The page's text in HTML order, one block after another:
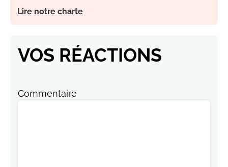
Lire notre charte
VOS RÉACTIONS
Commentaire